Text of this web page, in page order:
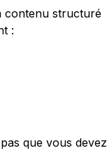
contenu structuré
:
que vous devez